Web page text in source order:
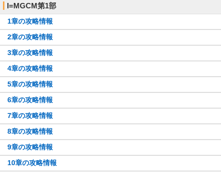
I=MGCM第1部
1章の攻略情報
2章の攻略情報
3章の攻略情報
4章の攻略情報
5章の攻略情報
6章の攻略情報
7章の攻略情報
8章の攻略情報
9章の攻略情報
10章の攻略情報